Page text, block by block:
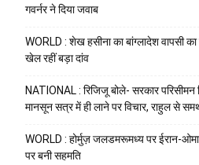
गवर्नर ने दिया जवाब
WORLD : शेख हसीना का बांग्लादेश वापसी
खेल रहीं बड़ा दांव
NATIONAL : रिजिजू बोले- सरकार परिसीमन
मानसून सत्र में ही लाने पर विचार, राहुल से
WORLD : होर्मुज़ जलडमरूमध्य पर ईरान-
पर बनी सहमति